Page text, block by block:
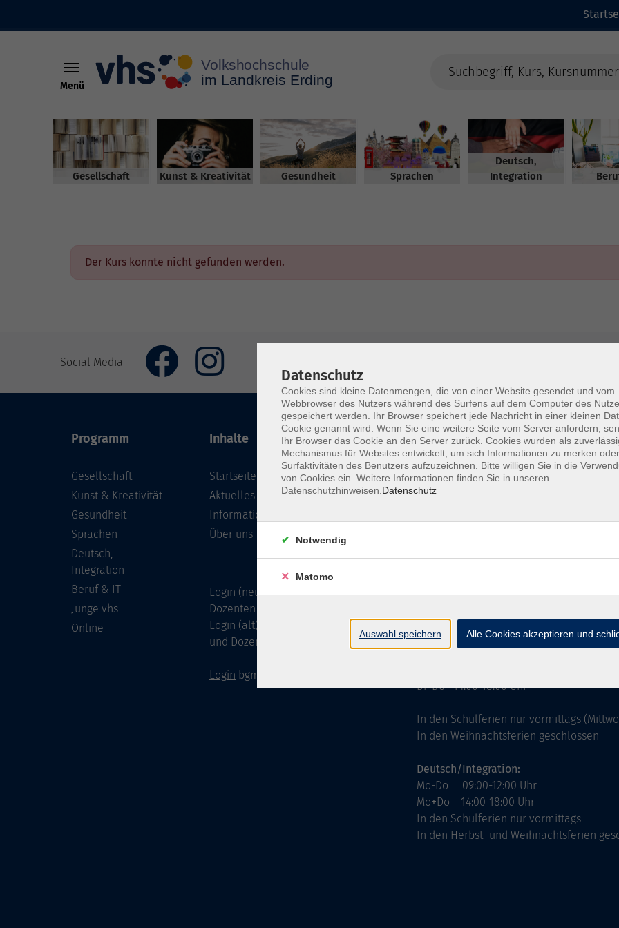
Menü
Gesellschaft Kunst & Kreativität Gesundheit Sprachen
Deutsch,
Integration
Der Kurs konnte nicht gefunden werden.
Social Media
Programm
Gesellschaft
Kunst & Kreativität
Gesundheit
Sprachen
Deutsch,
Integration
Beruf & IT
Junge vhs
Online
Inhalte
Startseite
Aktuelles
Informationen
Über uns
Login (neu) für Dozentinnen und
Dozenten
Login (alt) für Dozentinnen
und Dozenten
Login bgm-cloud
Volkshochschule im Lkr. Erding
Zweckverband Volkshochschule im Lkr.
Lethnerstr. 13
85435 ErdingGoogleMaps®
Servicezeiten
allgemein:
Di+Do 14:00-18:00 Uhr
In den Schulferien nur vormittags
In den Weihnachtsferien geschlossen
Deutsch/Integration:
Mo-Do 09:00-12:00 Uhr
Mo+Do 14:00-18:00 Uhr
In den Schulferien nur vormittags
In den Herbst- und Weihnachtsferien
Datenschutz
Cookies sind kleine Datenmengen, die von einer Website gesendet und vom
Webbrowser des Nutzers während des Surfens auf dem Computer des
gespeichert werden. Ihr Browser speichert jede Nachricht in einer kleinen
Cookie genannt wird. Wenn Sie eine weitere Seite vom Server anfordern,
Ihr Browser das Cookie an den Server zurück. Cookies wurden als
Mechanismus für Websites entwickelt, um sich Informationen zu merken
Surfaktivitäten des Benutzers aufzuzeichnen. Bitte willigen Sie in die
von Cookies ein. Weitere Informationen finden Sie in unseren
Datenschutzhinweisen. Datenschutz
Notwendig
Matomo
Auswahl speichern Alle Cookies akzeptieren und